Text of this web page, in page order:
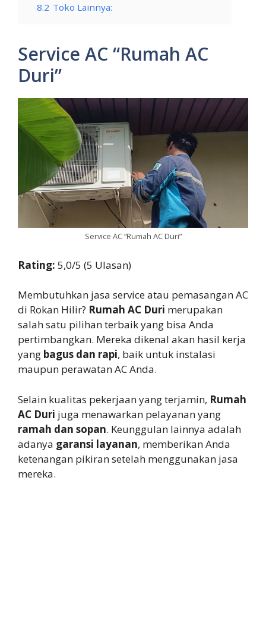
8.2 Toko Lainnya:
Service AC “Rumah AC
Duri”
Service AC “Rumah AC Duri”
Rating: 5,0/5 (5 Ulasan)
Membutuhkan jasa service atau pemasangan AC
di Rokan Hilir? Rumah AC Duri merupakan
salah satu pilihan terbaik yang bisa Anda
pertimbangkan. Mereka dikenal akan hasil kerja
yang bagus dan rapi, baik untuk instalasi
maupun perawatan AC Anda.
Selain kualitas pekerjaan yang terjamin, Rumah
AC Duri juga menawarkan pelayanan yang
ramah dan sopan. Keunggulan lainnya adalah
adanya garansi layanan, memberikan Anda
ketenangan pikiran setelah menggunakan jasa
mereka.